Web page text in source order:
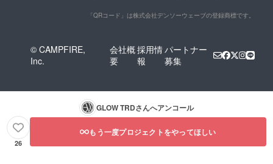
「QRコード」は株式会社デンソーウェーブの登録商標です。
© CAMPFIRE,
Inc.
会社概
要
採用情
報
パートナー
募集
GLOW TRDさんへアンコール
26
もう一度プロジェクトをやってほしい